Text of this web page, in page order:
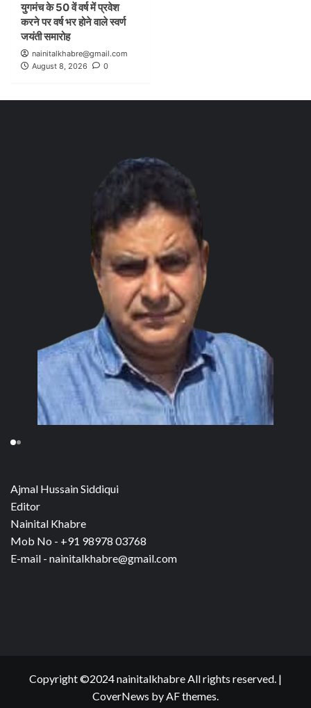
युगमंच के 50 वें वर्ष में प्रवेश
करने पर वर्ष भर होने वाले स्वर्ण
जयंती समारोह
nainitalkhabre@gmail.com
August 8, 2026
0
Ajmal Hussain Siddiqui
Editor
Nainital Khabre
Mob No - +91 98978 03768
E-mail - nainitalkhabre@gmail.com
Copyright ©2024 nainitalkhabre All rights reserved. |
CoverNews by AF themes.